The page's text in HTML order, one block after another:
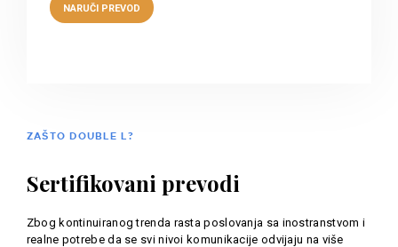
ZAŠTO DOUBLE L?
Sertifikovani prevodi
Zbog kontinuiranog trenda rasta poslovanja sa inostranstvom i
realne potrebe da se svi nivoi komunikacije odvijaju na više